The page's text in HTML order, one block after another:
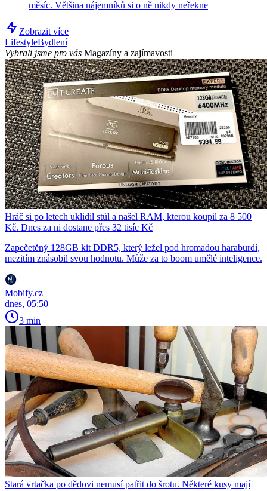
měsíc. Většina nájemníků si o ně nikdy neřekne
Zobrazit více
LifestyleBydlení
Vybrali jsme pro vás Magazíny a zajímavosti
Hráč si po letech uklidil stůl a našel RAM, kterou koupil za 8 500
Kč. Dnes za ni dostane přes 32 tisíc Kč
Zapečetěný 128GB kit DDR5, který ležel pod hromadou haraburdí,
mezitím znásobil svou hodnotu. Může za to boom umělé inteligence.
Mobify.cz
dnes, 05:50
3 min
Stará vrtačka po dědovi nemusí patřit do šrotu. Některé kusy mají